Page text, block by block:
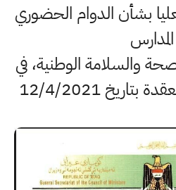
بشأن الدوام الحضوري
والسلامة الوطنية، في
12/4/2021